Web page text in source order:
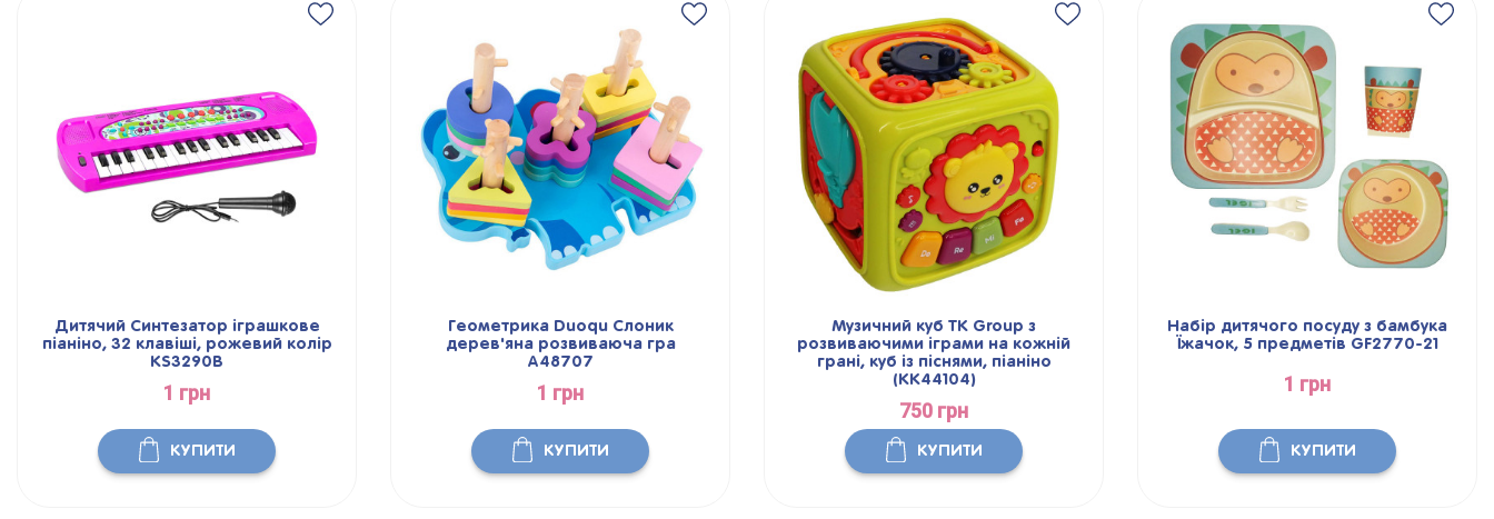
Синтезатор іграшкове
32 клавіші, рожевий колір
КУПИТИ
Геометрика Duoqu Слоник
дерев'яна розвиваюча гра
КУПИТИ
Музичний куб TK Group з
розвиваючими іграми на кожній
грані, куб із піснями, піаніно
КУПИТИ
Набір дитячого посуду з бамбука
Їжачок, 5 предметів GF2770-21
КУПИТИ